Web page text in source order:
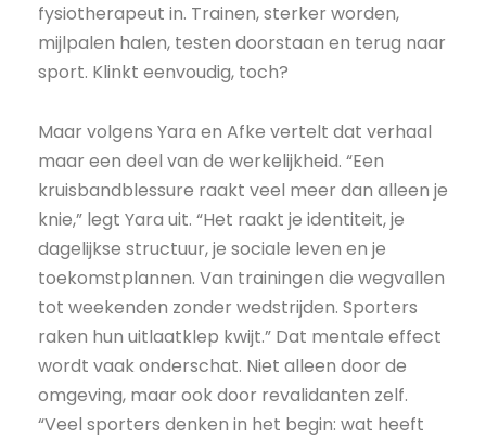
fysiotherapeut in. Trainen, sterker worden,
mijlpalen halen, testen doorstaan en terug naar
sport. Klinkt eenvoudig, toch?
Maar volgens Yara en Afke vertelt dat verhaal
maar een deel van de werkelijkheid. “Een
kruisbandblessure raakt veel meer dan alleen je
knie,” legt Yara uit. “Het raakt je identiteit, je
dagelijkse structuur, je sociale leven en je
toekomstplannen. Van trainingen die wegvallen
tot weekenden zonder wedstrijden. Sporters
raken hun uitlaatklep kwijt.” Dat mentale effect
wordt vaak onderschat. Niet alleen door de
omgeving, maar ook door revalidanten zelf.
“Veel sporters denken in het begin: wat heeft